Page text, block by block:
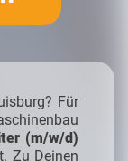
Für
(m/w/d)
Zu Deinen